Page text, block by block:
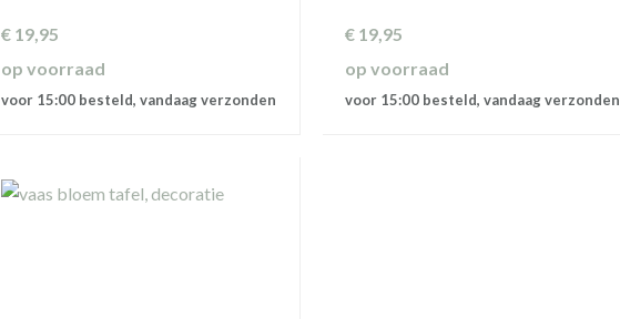
€19,95
op voorraad
voor 15:00 besteld, vandaag verzonden
€ 19,95
op voorraad
voor 15:00 besteld, vandaag verzonden